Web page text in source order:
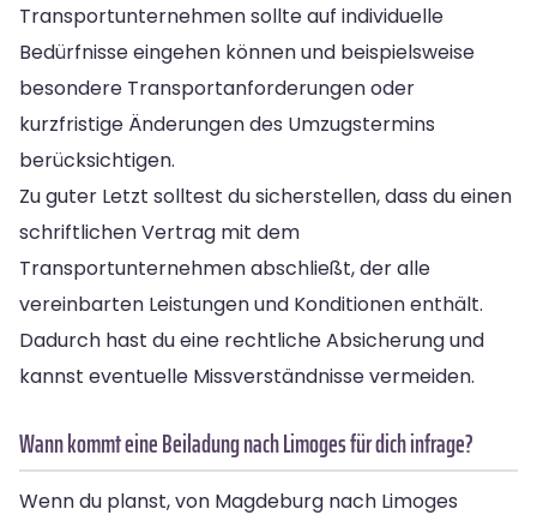
Transportunternehmen sollte auf individuelle
Bedürfnisse eingehen können und beispielsweise
besondere Transportanforderungen oder
kurzfristige Änderungen des Umzugstermins
berücksichtigen.
Zu guter Letzt solltest du sicherstellen, dass du einen
schriftlichen Vertrag mit dem
Transportunternehmen abschließt, der alle
vereinbarten Leistungen und Konditionen enthält.
Dadurch hast du eine rechtliche Absicherung und
kannst eventuelle Missverständnisse vermeiden.
Wann kommt eine Beiladung nach Limoges für dich infrage?
Wenn du planst, von Magdeburg nach Limoges